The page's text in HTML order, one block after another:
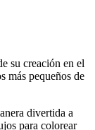
su creación en el
más pequeños de
divertida a
para colorear